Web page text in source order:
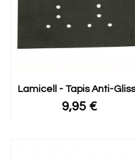
Lamicell - Tapis Anti-
9,95 €